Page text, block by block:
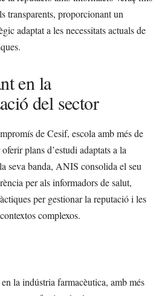
transparents, proporcionant un
adaptat a les necessitats actuals de
en la
del sector
de Cesif, escola amb més de
plans d’estudi adaptats a la
seva banda, ANIS consolida el seu
per als informadors de salut,
per gestionar la reputació i les
complexos.
la indústria farmacèutica, amb més